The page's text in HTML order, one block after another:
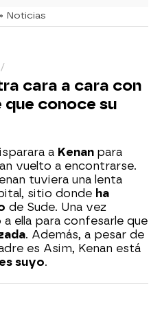
» Noticias
cara a cara con
que conoce su
a Kenan para
vuelto a encontrarse.
tuviera una lenta
sitio donde ha
de Sude. Una vez
ella para confesarle que
. Además, a pesar de
es Asim, Kenan está
suyo.